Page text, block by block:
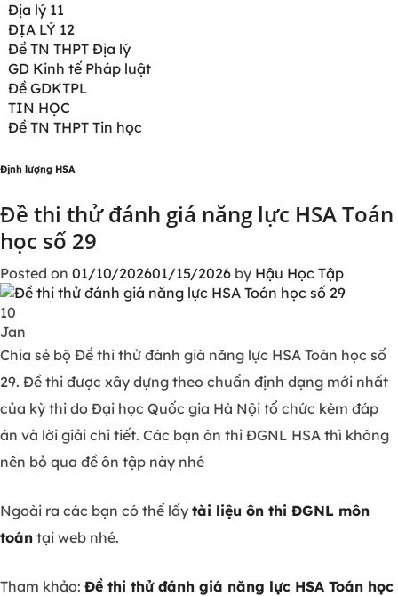
Địa lý 11
ĐỊA LÝ 12
Đề TN THPT Địa lý
GD Kinh tế Pháp luật
Đề GDKTPL
TIN HỌC
Đề TN THPT Tin học
Định lượng HSA
Đề thi thử đánh giá năng lực HSA Toán
học số 29
Posted on 01/10/202601/15/2026 by Hậu Học Tập
10
Jan
Chia sẻ bộ Đề thi thử đánh giá năng lực HSA Toán học số
29. Đề thi được xây dựng theo chuẩn định dạng mới nhất
của kỳ thi do Đại học Quốc gia Hà Nội tổ chức kèm đáp
án và lời giải chi tiết. Các bạn ôn thi ĐGNL HSA thì không
nên bỏ qua đề ôn tập này nhé
Ngoài ra các bạn có thể lấy tài liệu ôn thi ĐGNL môn
toán tại web nhé.
Tham khảo: Đề thi thử đánh giá năng lực HSA Toán học